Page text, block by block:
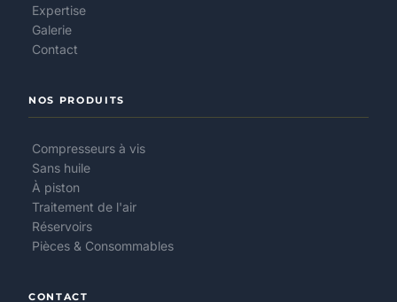
Expertise
Galerie
Contact
NOS PRODUITS
Compresseurs à vis
Sans huile
À piston
Traitement de l'air
Réservoirs
Pièces & Consommables
CONTACT